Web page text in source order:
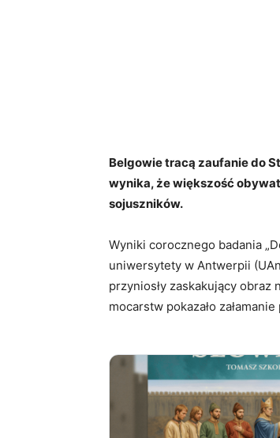
Belgowie tracą zaufanie do
wynika, że większość
sojuszników.
Wyniki corocznego badania
uniwersytety w Antwerpii
przyniosły zaskakujący
mocarstw pokazało